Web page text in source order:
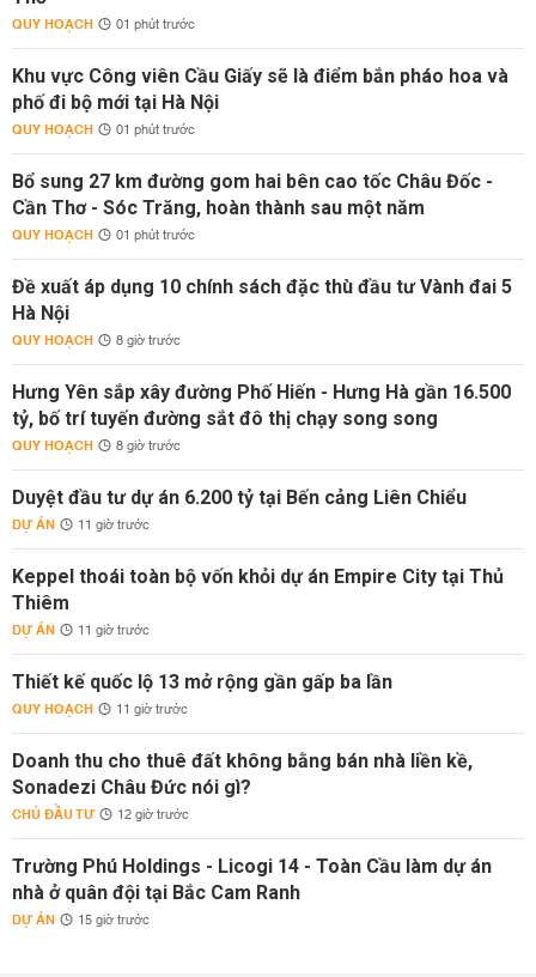
QUY HOẠCH 01 phút trước
Khu vực Công viên Cầu Giấy sẽ là điểm bắn pháo hoa và
phố đi bộ mới tại Hà Nội
QUY HOẠCH 01 phút trước
Bổ sung 27 km đường gom hai bên cao tốc Châu Đốc -
Cần Thơ - Sóc Trăng, hoàn thành sau một năm
QUY HOẠCH 01 phút trước
Đề xuất áp dụng 10 chính sách đặc thù đầu tư Vành đai 5
Hà Nội
QUY HOẠCH 8 giờ trước
Hưng Yên sắp xây đường Phố Hiến - Hưng Hà gần 16.500
tỷ, bố trí tuyến đường sắt đô thị chạy song song
QUY HOẠCH 8 giờ trước
Duyệt đầu tư dự án 6.200 tỷ tại Bến cảng Liên Chiểu
DỰ ÁN 11 giờ trước
Keppel thoái toàn bộ vốn khỏi dự án Empire City tại Thủ
Thiêm
DỰ ÁN 11 giờ trước
Thiết kế quốc lộ 13 mở rộng gần gấp ba lần
QUY HOẠCH 11 giờ trước
Doanh thu cho thuê đất không bằng bán nhà liền kề,
Sonadezi Châu Đức nói gì?
CHỦ ĐẦU TƯ 12 giờ trước
Trường Phú Holdings - Licogi 14 - Toàn Cầu làm dự án
nhà ở quân đội tại Bắc Cam Ranh
DỰ ÁN 15 giờ trước